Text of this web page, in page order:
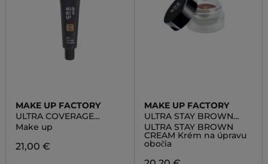
MAKE UP FACTORY
ULTRA COVERAGE
FOUNDATION
Make up
21,00 €
MAKE UP FACTORY
ULTRA STAY BROWN
CREAM
ULTRA STAY BROWN
CREAM Krém na úpravu
obočia